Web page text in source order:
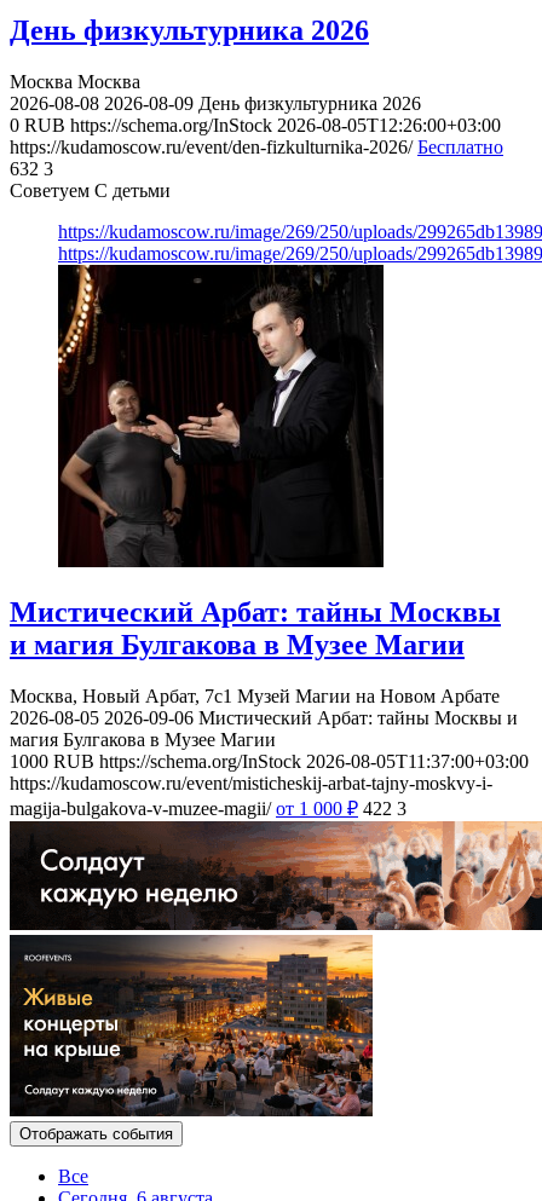
День физкультурника 2026
Москва Москва
2026-08-08 2026-08-09 День физкультурника 2026
0 RUB https://schema.org/InStock 2026-08-05T12:26:00+03:00
https://kudamoscow.ru/event/den-fizkulturnika-2026/ Бесплатно
632 3
Советуем С детьми
https://kudamoscow.ru/image/269/250/uploads/
https://kudamoscow.ru/image/269/250/uploads/
Мистический Арбат: тайны Москвы
и магия Булгакова в Музее Магии
Москва, Новый Арбат, 7с1 Музей Магии на Новом Арбате
2026-08-05 2026-09-06 Мистический Арбат: тайны Москвы и
магия Булгакова в Музее Магии
1000 RUB https://schema.org/InStock 2026-08-05T11:37:00+03:00
https://kudamoscow.ru/event/misticheskij-arbat-tajny-moskvy-i-
magija-bulgakova-v-muzee-magii/ от 1 000 ₽ 422 3
Отображать события
Все